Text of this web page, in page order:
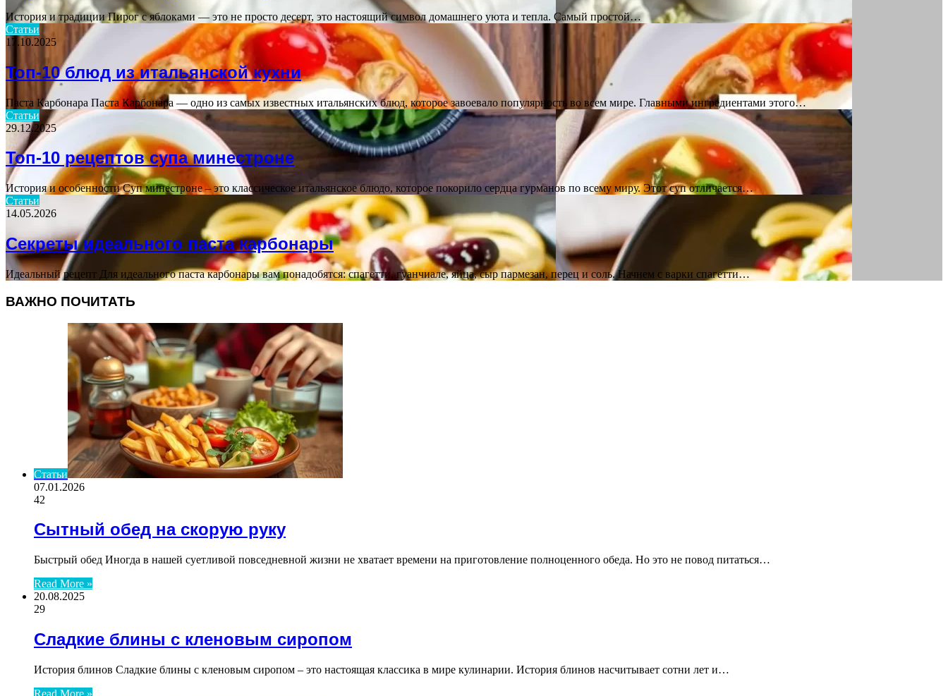
История и традиции Пирог с яблоками — это не просто десерт, это настоящий символ домашнего уюта и тепла. Самый простой…
Статьи
17.10.2025
Топ-10 блюд из итальянской кухни
Паста Карбонара Паста Карбонара — одно из самых известных итальянских блюд, которое завоевало популярность во всем мире. Главными ингредиентами этого…
Статьи
29.12.2025
Топ-10 рецептов супа минестроне
История и особенности Суп минестроне – это классическое итальянское блюдо, которое покорило сердца гурманов по всему миру. Этот суп отличается…
Статьи
14.05.2026
Секреты идеального паста карбонары
Идеальный рецепт Для идеального паста карбонары вам понадобятся: спагетти, гуанчиале, яйца, сыр пармезан, перец и соль. Начнем с варки спагетти…
ВАЖНО ПОЧИТАТЬ
Статьи
07.01.2026
42
Сытный обед на скорую руку
Быстрый обед Иногда в нашей суетливой повседневной жизни не хватает времени на приготовление полноценного обеда. Но это не повод питаться…
Read More »
20.08.2025
29
Сладкие блины с кленовым сиропом
История блинов Сладкие блины с кленовым сиропом – это настоящая классика в мире кулинарии. История блинов насчитывает сотни лет и…